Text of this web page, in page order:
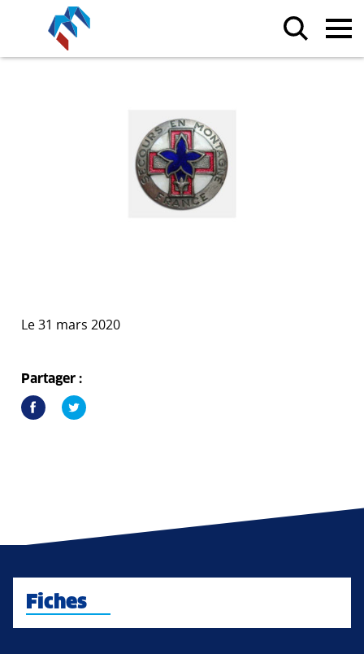
Le 31 mars 2020
Partager :
Fiches